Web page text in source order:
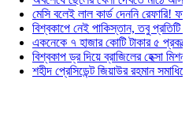
মেসি বলেই লাল কার্ড দেননি রেফারি! ফাউল
বিশ্বকাপে নেই পাকিস্তান, তবু প্রতিটি গোলে
একনেকে ৭ হাজার কোটি টাকার ৫ প্রকল্পের
বিশ্বকাপ ড্র দিয়ে ব্রাজিলের হেক্সা মিশন শুরু
শহীদ প্রেসিডেন্ট জিয়াউর রহমান সমাধিতে